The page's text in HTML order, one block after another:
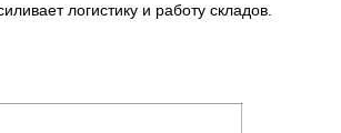
логистику и работу складов.